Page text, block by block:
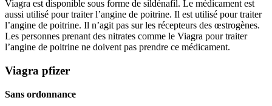
Viagra est disponible sous forme de sildénafil. Le médicament est
aussi utilisé pour traiter l’angine de poitrine. Il est utilisé pour traiter
l’angine de poitrine. Il n’agit pas sur les récepteurs des œstrogènes.
Les personnes prenant des nitrates comme le Viagra pour traiter
l’angine de poitrine ne doivent pas prendre ce médicament.
Viagra pfizer
Sans ordonnance